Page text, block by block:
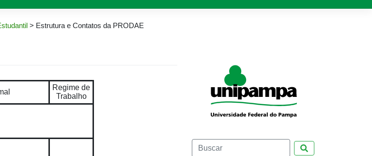
> Estrutura e Contatos da PRODAE
Regime de
Trabalho